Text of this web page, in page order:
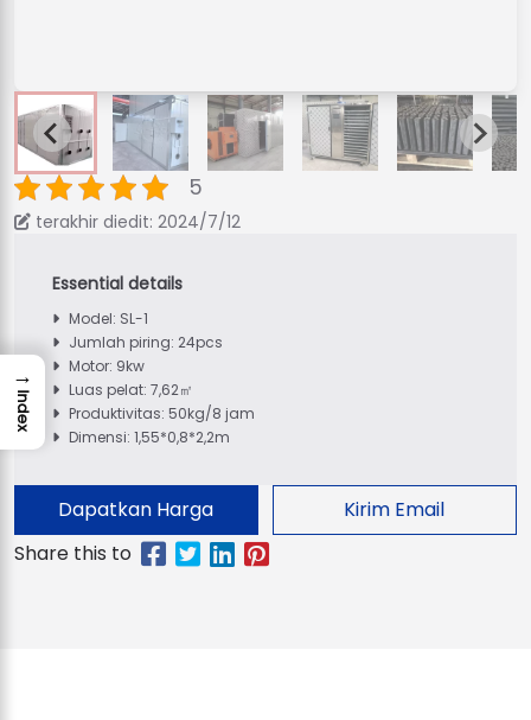
5
terakhir diedit: 2024/7/12
Model: SL-1
Jumlah piring: 24pcs
Motor: 9kw
Luas pelat: 7,62㎡
Produktivitas: 50kg/8 jam
Dimensi: 1,55*0,8*2,2m
Dapatkan Harga Kirim Email
→
Index